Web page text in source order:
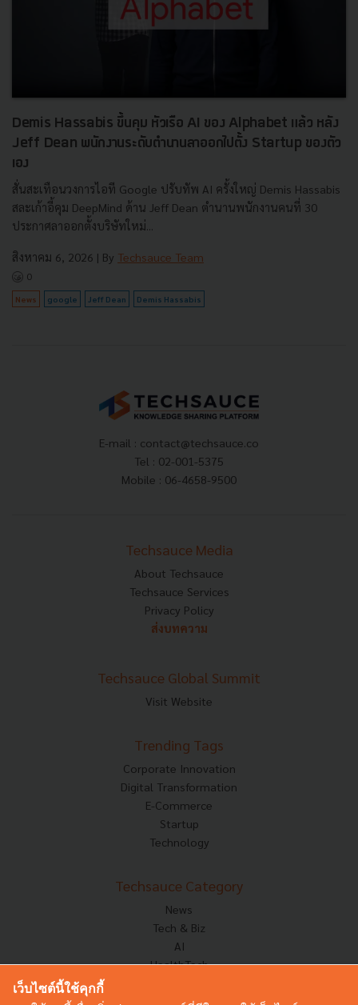
Demis Hassabis ขึ้นคุม หัวเรือ AI ของ Alphabet แล้ว หลัง
Jeff Dean พนักงานระดับตำนานลาออกไปตั้ง Startup ของตัว
เอง
สั่นสะเทือนวงการไอที Google ปรับทัพ AI ครั้งใหญ่ Demis Hassabis
สละเก้าอี้คุม DeepMind ด้าน Jeff Dean ตำนานพนักงานคนที่ 30
ประกาศลาออกตั้งบริษัทใหม่...
สิงหาคม 6, 2026 | By Techsauce Team
0
News google Jeff Dean Demis Hassabis
E-mail : contact@techsauce.co
Tel : 02-001-5375
Mobile : 06-4658-9500
Techsauce Media
About Techsauce
Techsauce Services
Privacy Policy
ส่งบทความ
Techsauce Global Summit
Visit Website
Trending Tags
Corporate Innovation
Digital Transformation
E-Commerce
Startup
Technology
Techsauce Category
News
Tech & Biz
AI
HealthTech
Corp Innov
เว็บไซต์นี้ใช้คุกกี้